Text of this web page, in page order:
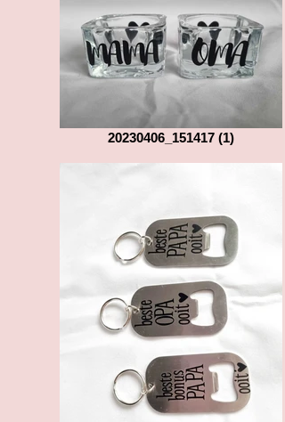
20230406_151417 (1)